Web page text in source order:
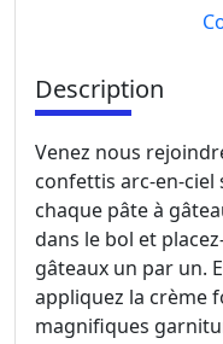
Description
Venez nous
confettis arc-en-ciel
chaque pâte à
dans le bol et
gâteaux un par un.
appliquez la crème
magnifiques